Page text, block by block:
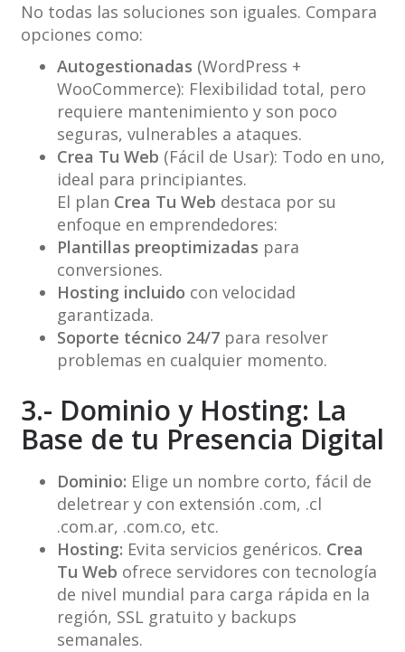
No todas las soluciones son iguales. Compara
opciones como:
Autogestionadas (WordPress +
WooCommerce): Flexibilidad total, pero
requiere mantenimiento y son poco
seguras, vulnerables a ataques.
Crea Tu Web (Fácil de Usar): Todo en uno,
ideal para principiantes.
El plan Crea Tu Web destaca por su
enfoque en emprendedores:
Plantillas preoptimizadas para
conversiones.
Hosting incluido con velocidad
garantizada.
Soporte técnico 24/7para resolver
problemas en cualquier momento.
3.- Dominio y Hosting: La
Base de tu Presencia Digital
Dominio: Elige un nombre corto, fácil de
deletrear y con extensión .com, .cl
.com.ar, .com.co, etc.
Hosting: Evita servicios genéricos. Crea
Tu Web ofrece servidores con tecnología
de nivel mundial para carga rápida en la
región, SSL gratuito y backups
semanales.